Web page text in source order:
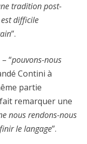
tradition post-
difficile
”.
“pouvons-nous
Contini à
partie
remarquer une
nous rendons-nous
le langage”.